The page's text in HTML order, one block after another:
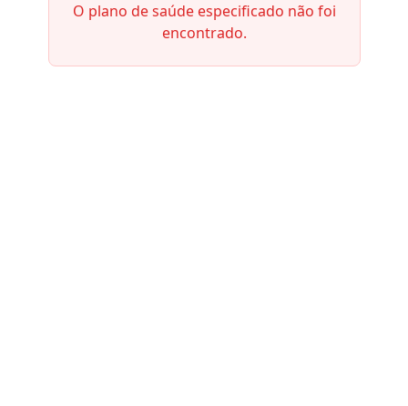
O plano de saúde especificado não foi
encontrado.